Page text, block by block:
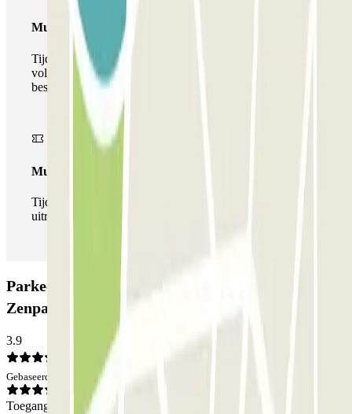
Multiparking pass
Tijdens uw verblijf kunt u gebruik maken van het
volledige netwerk van parkeergarages van deze operator,
beschikbaar bij Parclick.
Multipass
Tijdens je verblijf kun je de parkeerplaats zo vaak in- en
uitrijden als je wilt.
Parkeergarage Ibis Budget - Plateau de Vanves
Zenpark: Beoordelingen
3.9
Gebaseerd op 6 meningen
Toegang